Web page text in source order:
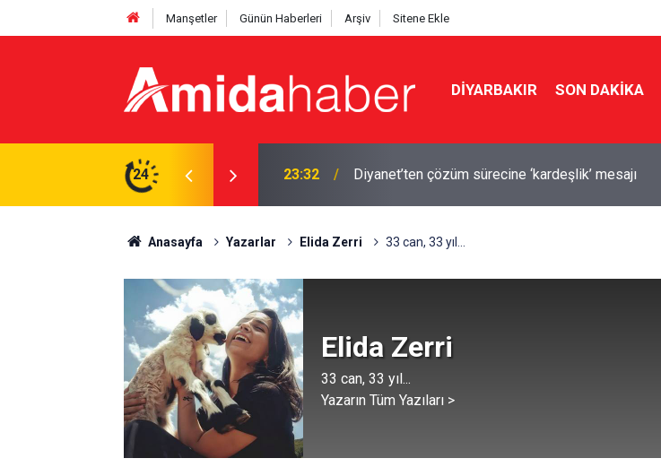
Manşetler Günün Haberleri Arşiv Sitene Ekle
DIYARBAKIR SON DAKIKA
24 23:02 Mardin’de feci kaza: 1 ölü, 2 yaralı
Anasayfa Yazarlar Elida Zerri 33 can, 33 yıl...
Elida Zerri
33 can, 33 yıl...
Yazarın Tüm Yazıları >